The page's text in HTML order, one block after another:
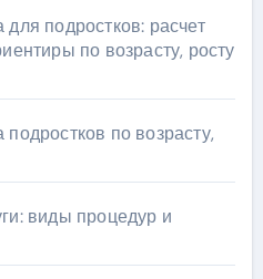
подростков: расчет
по возрасту, росту
по возрасту,
виды процедур и